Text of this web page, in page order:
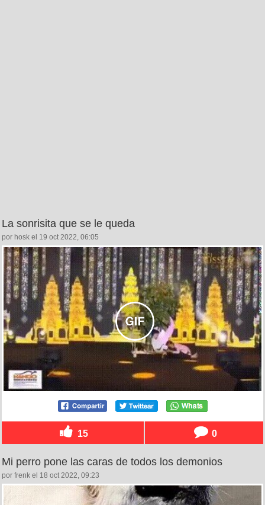
La sonrisita que se le queda
por hosk el 19 oct 2022, 06:05
15 0
Mi perro pone las caras de todos los demonios
por frenk el 18 oct 2022, 09:23